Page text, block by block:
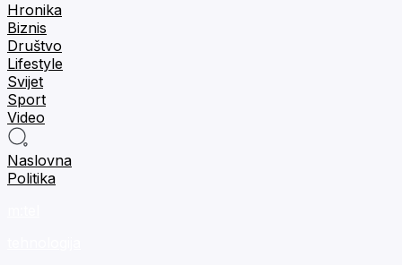
Hronika
Biznis
Društvo
Lifestyle
Svijet
Sport
Video
Naslovna
Politika